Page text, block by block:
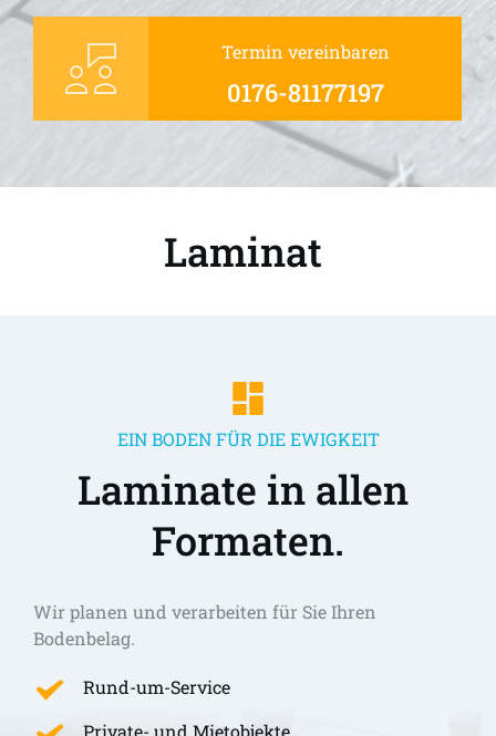
Termin vereinbaren
0176-81177197
Laminat
EIN BODEN FÜR DIE EWIGKEIT
Laminate in allen
Formaten.
Wir planen und verarbeiten für Sie Ihren
Bodenbelag.
Rund-um-Service
Private- und Mietobjekte